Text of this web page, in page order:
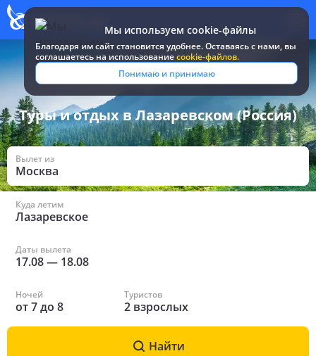
Мы используем cookie-файлы
Благодаря им сайт становится удобнее. Оставаясь c нами, вы
соглашаетесь на использованиеcookie-файлов.
Понимаю и принимаю
Все туры и путевки / Россия / в Лазаревском
Туры и отдых в Лазаревском (Россия)
Вылет из
Москва
Куда летим
Лазаревское
Даты вылета
17.08— 18.08
Ночей
от7до 8
Туристов
2 взрослых
Найти